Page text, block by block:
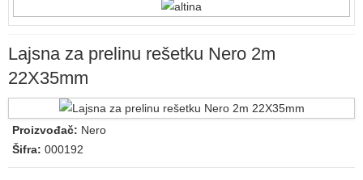
Lajsna za prelinu rešetku Nero 2m
22X35mm
Proizvođač: Nero
Šifra: 000192